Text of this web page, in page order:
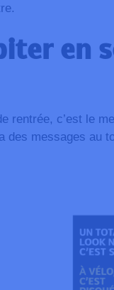
en
rentrée, c’est le
des messages au